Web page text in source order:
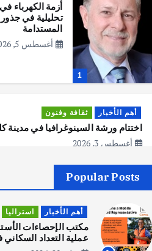
1
أزمة الكهرباء
تحليلية في
المستدامة
أغسطس 5, 2026
أهم الأخبار ثقافة وفنون
اختتام ورشة السينوغرافيا في مدينة
أغسطس 3, 2026
أهم الأخبار
قصة نجاح
اصبح بطلاً
الاجسام
يوليو 30, 2026
Popular Posts
أهم الأخبار استراليا
عملية التعداد السكاني في11 من الشهر